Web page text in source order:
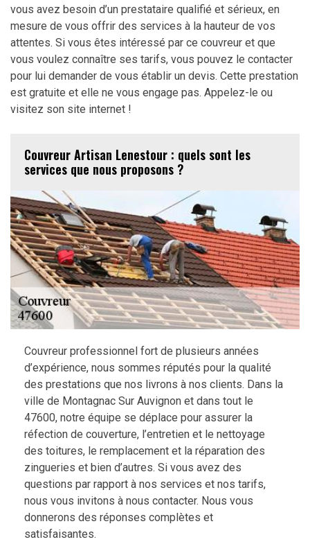
vous avez besoin d’un prestataire qualifié et sérieux, en
mesure de vous offrir des services à la hauteur de vos
attentes. Si vous êtes intéressé par ce couvreur et que
vous voulez connaître ses tarifs, vous pouvez le contacter
pour lui demander de vous établir un devis. Cette prestation
est gratuite et elle ne vous engage pas. Appelez-le ou
visitez son site internet !
Couvreur Artisan Lenestour : quels sont les
services que nous proposons ?
Couvreur professionnel fort de plusieurs années
d’expérience, nous sommes réputés pour la qualité
des prestations que nos livrons à nos clients. Dans la
ville de Montagnac Sur Auvignon et dans tout le
47600, notre équipe se déplace pour assurer la
réfection de couverture, l’entretien et le nettoyage
des toitures, le remplacement et la réparation des
zingueries et bien d’autres. Si vous avez des
questions par rapport à nos services et nos tarifs,
nous vous invitons à nous contacter. Nous vous
donnerons des réponses complètes et
satisfaisantes.